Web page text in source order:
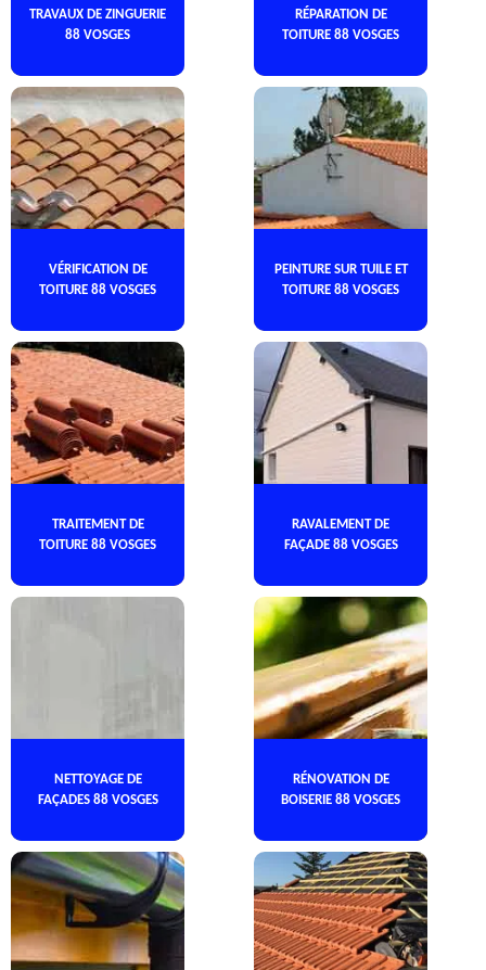
TRAVAUX DE ZINGUERIE
88 VOSGES
RÉPARATION DE
TOITURE 88 VOSGES
VÉRIFICATION DE
TOITURE 88 VOSGES
PEINTURE SUR TUILE ET
TOITURE 88 VOSGES
TRAITEMENT DE
TOITURE 88 VOSGES
RAVALEMENT DE
FAÇADE 88 VOSGES
NETTOYAGE DE
FAÇADES 88 VOSGES
RÉNOVATION DE
BOISERIE 88 VOSGES